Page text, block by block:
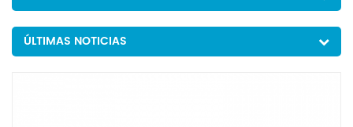
ÚLTIMAS NOTICIAS